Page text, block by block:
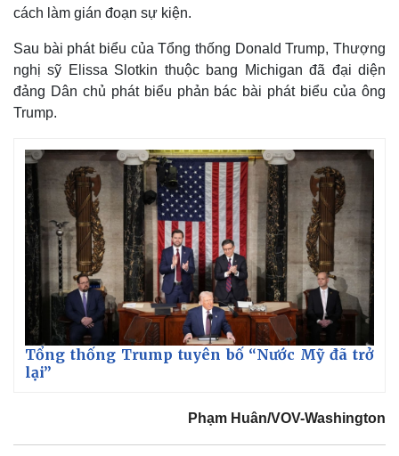
Khởi nghiệp
Chứng khoán
Giá cà phê
cách làm gián đoạn sự kiện.
Sau bài phát biểu của Tổng thống Donald Trump, Thượng
nghị sỹ Elissa Slotkin thuộc bang Michigan đã đại diện
đảng Dân chủ phát biểu phản bác bài phát biểu của ông
Trump.
Tổng thống Trump tuyên bố “Nước Mỹ đã trở
lại”
Phạm Huân/VOV-Washington